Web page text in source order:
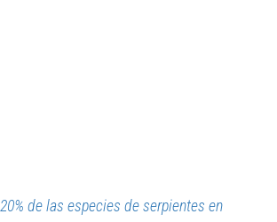
20% de las especies de serpientes en